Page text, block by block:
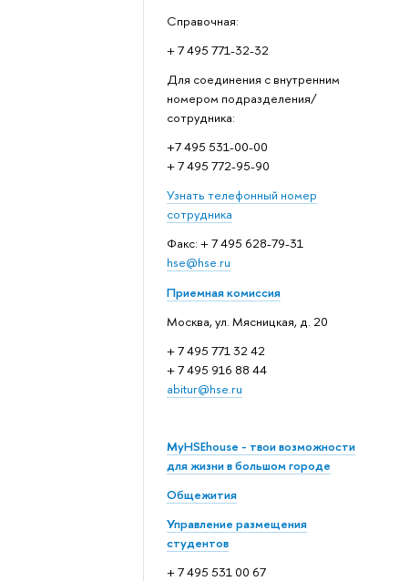
Справочная:
+ 7 495 771-32-32
Для соединения с внутренним
номером подразделения/
сотрудника:
+7 495 531-00-00
+ 7 495 772-95-90
Узнать телефонный номер
сотрудника
Факс: + 7 495 628-79-31
hse@hse.ru
Приемная комиссия
Москва, ул. Мясницкая, д. 20
+ 7 495 771 32 42
+ 7 495 916 88 44
abitur@hse.ru
MyHSEhouse - твои возможности
для жизни в большом городе
Общежития
Управление размещения
студентов
+ 7 495 531 00 67